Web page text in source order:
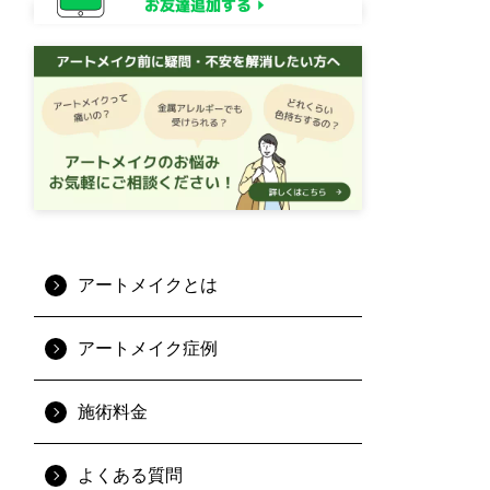
アートメイクとは
アートメイク症例
施術料金
よくある質問